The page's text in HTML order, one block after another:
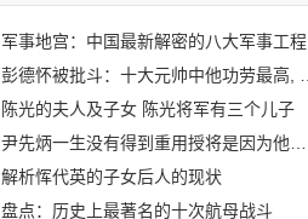
军事地宫：中国最新解密的八大军事工程
彭德怀被批斗：十大元帅中他功劳最高, 却被批斗最惨8年囚禁生活
陈光的夫人及子女 陈光将军有三个儿子
尹先炳一生没有得到重用授将是因为他个人方面有生活作风问题？
解析恽代英的子女后人的现状
盘点：历史上最著名的十次航母战斗